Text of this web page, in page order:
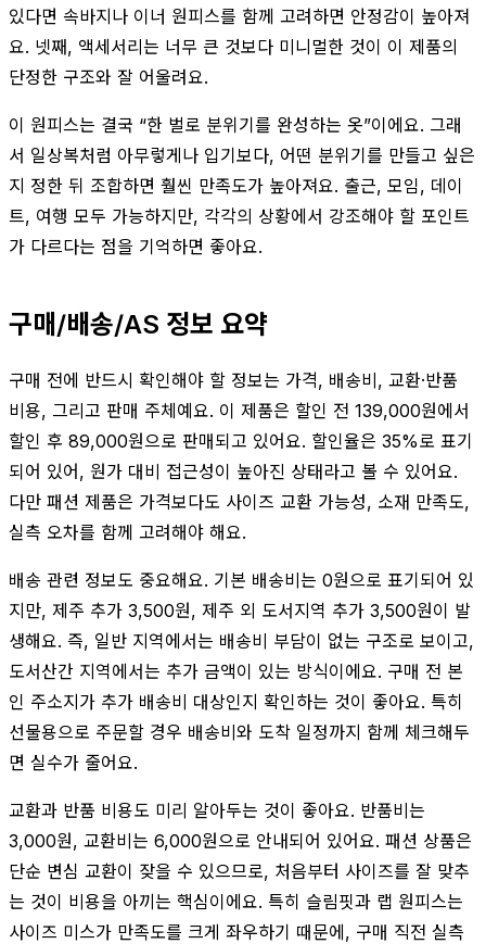
있다면 속바지나 이너 원피스를 함께 고려하면 안정감이 높아져
요. 넷째, 액세서리는 너무 큰 것보다 미니멀한 것이 이 제품의
단정한 구조와 잘 어울려요.
이 원피스는 결국 “한 벌로 분위기를 완성하는 옷”이에요. 그래
서 일상복처럼 아무렇게나 입기보다, 어떤 분위기를 만들고 싶은
지 정한 뒤 조합하면 훨씬 만족도가 높아져요. 출근, 모임, 데이
트, 여행 모두 가능하지만, 각각의 상황에서 강조해야 할 포인트
가 다르다는 점을 기억하면 좋아요.
구매/배송/AS 정보 요약
구매 전에 반드시 확인해야 할 정보는 가격, 배송비, 교환·반품
비용, 그리고 판매 주체예요. 이 제품은 할인 전 139,000원에서
할인 후 89,000원으로 판매되고 있어요. 할인율은 35%로 표기
되어 있어, 원가 대비 접근성이 높아진 상태라고 볼 수 있어요.
다만 패션 제품은 가격보다도 사이즈 교환 가능성, 소재 만족도,
실측 오차를 함께 고려해야 해요.
배송 관련 정보도 중요해요. 기본 배송비는 0원으로 표기되어 있
지만, 제주 추가 3,500원, 제주 외 도서지역 추가 3,500원이 발
생해요. 즉, 일반 지역에서는 배송비 부담이 없는 구조로 보이고,
도서산간 지역에서는 추가 금액이 있는 방식이에요. 구매 전 본
인 주소지가 추가 배송비 대상인지 확인하는 것이 좋아요. 특히
선물용으로 주문할 경우 배송비와 도착 일정까지 함께 체크해두
면 실수가 줄어요.
교환과 반품 비용도 미리 알아두는 것이 좋아요. 반품비는
3,000원, 교환비는 6,000원으로 안내되어 있어요. 패션 상품은
단순 변심 교환이 잦을 수 있으므로, 처음부터 사이즈를 잘 맞추
는 것이 비용을 아끼는 핵심이에요. 특히 슬림핏과 랩 원피스는
사이즈 미스가 만족도를 크게 좌우하기 때문에, 구매 직전 실측